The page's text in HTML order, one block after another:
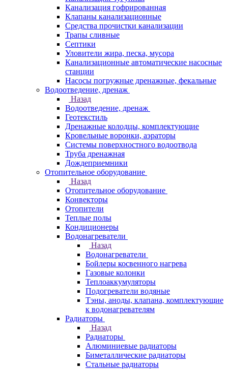
Канализация гофрированная
Клапаны канализационные
Средства прочистки канализации
Трапы сливные
Септики
Уловители жира, песка, мусора
Канализационные автоматические насосные
станции
Насосы погружные дренажные, фекальные
Водоотведение, дренаж
Назад
Водоотведение, дренаж
Геотекстиль
Дренажные колодцы, комплектующие
Кровельные воронки, аэраторы
Системы поверхностного водоотвода
Труба дренажная
Дождеприемники
Отопительное оборудование
Назад
Отопительное оборудование
Конвекторы
Отопители
Теплые полы
Кондиционеры
Водонагреватели
Назад
Водонагреватели
Бойлеры косвенного нагрева
Газовые колонки
Теплоаккумуляторы
Подогреватели водяные
Тэны, аноды, клапана, комплектующие
к водонагревателям
Радиаторы
Назад
Радиаторы
Алюминиевые радиаторы
Биметаллические радиаторы
Стальные радиаторы